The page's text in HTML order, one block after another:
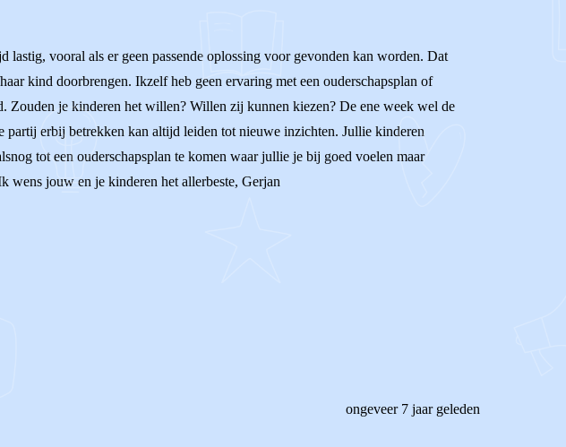
vooral als er geen passende oplossing voor gevonden kan worden. Dat
kind doorbrengen. Ikzelf heb geen ervaring met een ouderschapsplan of
Zouden je kinderen het willen? Willen zij kunnen kiezen? De ene week wel de
partij erbij betrekken kan altijd leiden tot nieuwe inzichten. Jullie kinderen
tot een ouderschapsplan te komen waar jullie je bij goed voelen maar
wens jouw en je kinderen het allerbeste, Gerjan
ongeveer 7 jaar geleden